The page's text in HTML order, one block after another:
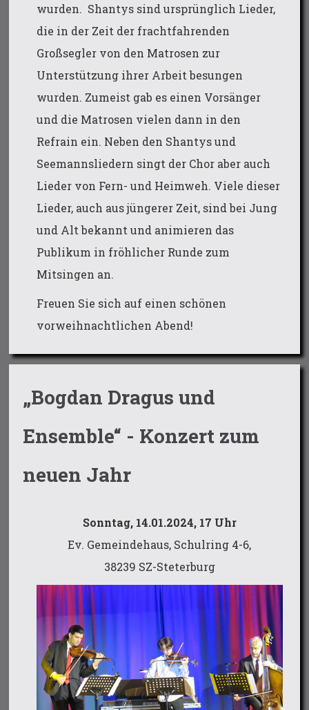
wurden. Shantys sind ursprünglich Lieder,
die in der Zeit der frachtfahrenden
Großsegler von den Matrosen zur
Unterstützung ihrer Arbeit besungen
wurden. Zumeist gab es einen Vorsänger
und die Matrosen vielen dann in den
Refrain ein. Neben den Shantys und
Seemannsliedern singt der Chor aber auch
Lieder von Fern- und Heimweh. Viele dieser
Lieder, auch aus jüngerer Zeit, sind bei Jung
und Alt bekannt und animieren das
Publikum in fröhlicher Runde zum
Mitsingen an.
Freuen Sie sich auf einen schönen
vorweihnachtlichen Abend!
„Bogdan Dragus und
Ensemble“ - Konzert zum
neuen Jahr
Sonntag, 14.01.2024, 17 Uhr
Ev. Gemeindehaus, Schulring 4-6,
38239 SZ-Steterburg